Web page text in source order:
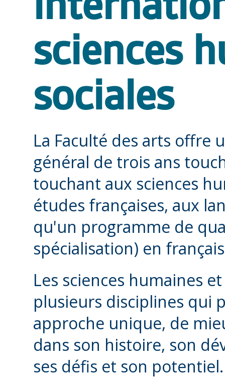
sciences
sociales
La Faculté des arts offre
général de trois ans
touchant aux sciences
études françaises, aux
qu'un programme de
spécialisation) en
Les sciences humaines
plusieurs disciplines qui
approche unique, de
dans son histoire, son
ses défis et son potentiel.